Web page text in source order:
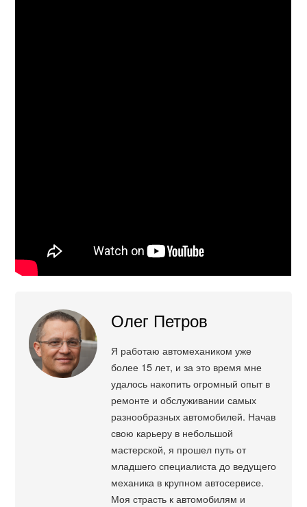
Олег Петров
Я работаю автомехаником уже
более 15 лет, и за это время мне
удалось накопить огромный опыт в
ремонте и обслуживании самых
разнообразных автомобилей. Начав
свою карьеру в небольшой
мастерской, я прошел путь от
младшего специалиста до ведущего
механика в крупном автосервисе.
Моя страсть к автомобилям и